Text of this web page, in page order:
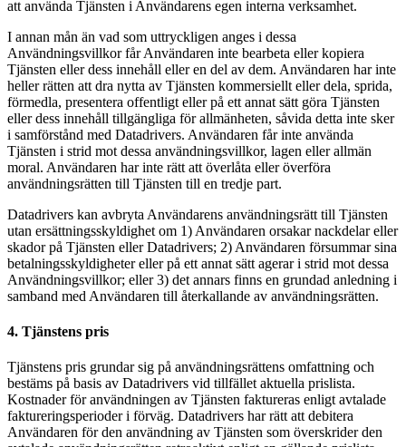
att använda Tjänsten i Användarens egen interna verksamhet.
I annan mån än vad som uttryckligen anges i dessa
Användningsvillkor får Användaren inte bearbeta eller kopiera
Tjänsten eller dess innehåll eller en del av dem. Användaren har inte
heller rätten att dra nytta av Tjänsten kommersiellt eller dela, sprida,
förmedla, presentera offentligt eller på ett annat sätt göra Tjänsten
eller dess innehåll tillgängliga för allmänheten, såvida detta inte sker
i samförstånd med Datadrivers. Användaren får inte använda
Tjänsten i strid mot dessa användningsvillkor, lagen eller allmän
moral. Användaren har inte rätt att överlåta eller överföra
användningsrätten till Tjänsten till en tredje part.
Datadrivers kan avbryta Användarens användningsrätt till Tjänsten
utan ersättningsskyldighet om 1) Användaren orsakar nackdelar eller
skador på Tjänsten eller Datadrivers; 2) Användaren försummar sina
betalningsskyldigheter eller på ett annat sätt agerar i strid mot dessa
Användningsvillkor; eller 3) det annars finns en grundad anledning i
samband med Användaren till återkallande av användningsrätten.
4. Tjänstens pris
Tjänstens pris grundar sig på användningsrättens omfattning och
bestäms på basis av Datadrivers vid tillfället aktuella prislista.
Kostnader för användningen av Tjänsten faktureras enligt avtalade
faktureringsperioder i förväg. Datadrivers har rätt att debitera
Användaren för den användning av Tjänsten som överskrider den